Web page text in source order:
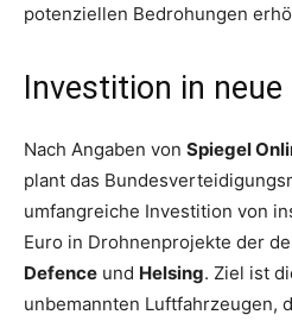
potenziellen Bedrohungen
Investition in
Nach Angaben von Spiegel
plant das
umfangreiche Investition von
Euro in Drohnenprojekte der
Defence und Helsing. Ziel ist
unbemannten Luftfahrzeugen,